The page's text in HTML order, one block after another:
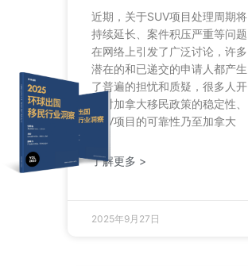
近期，关于SUV项目处理周期将
持续延长、案件积压严重等问题
在网络上引发了广泛讨论，许多
潜在的和已递交的申请人都产生
了普遍的担忧和质疑，很多人开
始对加拿大移民政策的稳定性、
SUV项目的可靠性乃至加拿大
了解更多 >
2025年9月27日